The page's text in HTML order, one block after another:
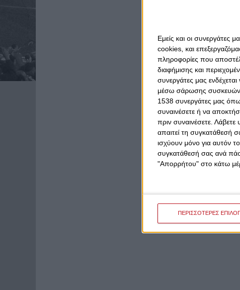
Εμείς και οι
cookies, και
πληροφορίες που
διαφήμισης και
συνεργάτες μας
μέσω σάρωσης συσκευών.
1538 συνεργάτες μας
συναινέσετε ή να
πριν συναινέσετε. Λάβετε
απαιτεί τη συγκατάθεσή
ισχύουν μόνο για αυτόν
συγκατάθεσή σας ανά
"Απορρήτου" στο κάτω
ΠΕΡΙΣΣΟΤΕΡΕΣ